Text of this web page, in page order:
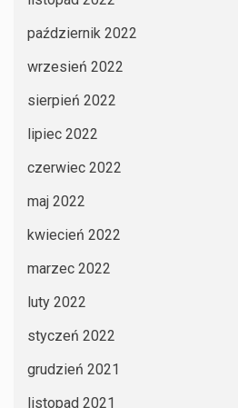
październik 2022
wrzesień 2022
sierpień 2022
lipiec 2022
czerwiec 2022
maj 2022
kwiecień 2022
marzec 2022
luty 2022
styczeń 2022
grudzień 2021
listopad 2021